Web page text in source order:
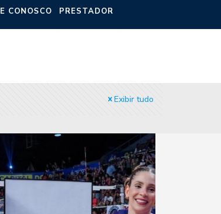
CONOSCO PRESTADOR
Exibir tudo